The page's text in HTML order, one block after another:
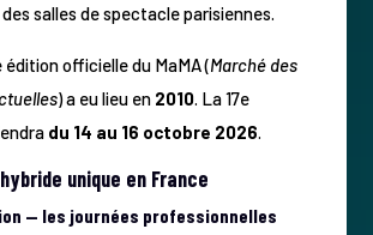
salles de spectacle parisiennes.
édition officielle du MaMA (Marché des
) a eu lieu en 2010. La 17e
du 14 au 16 octobre 2026
unique en France
— les journées professionnelles